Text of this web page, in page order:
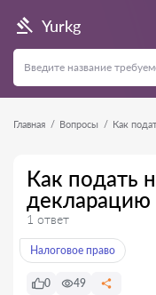
Yurkg
Главная Вопросы Как
Как подать
декларацию
1 ответ
Налоговое право
0 49